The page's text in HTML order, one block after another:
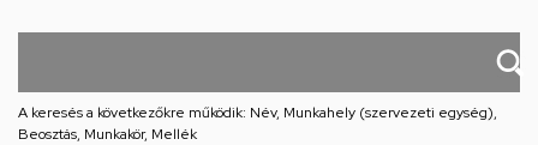
A keresés a következőkre működik: Név, Munkahely (szervezeti egység),
Beosztás, Munkakör, Mellék